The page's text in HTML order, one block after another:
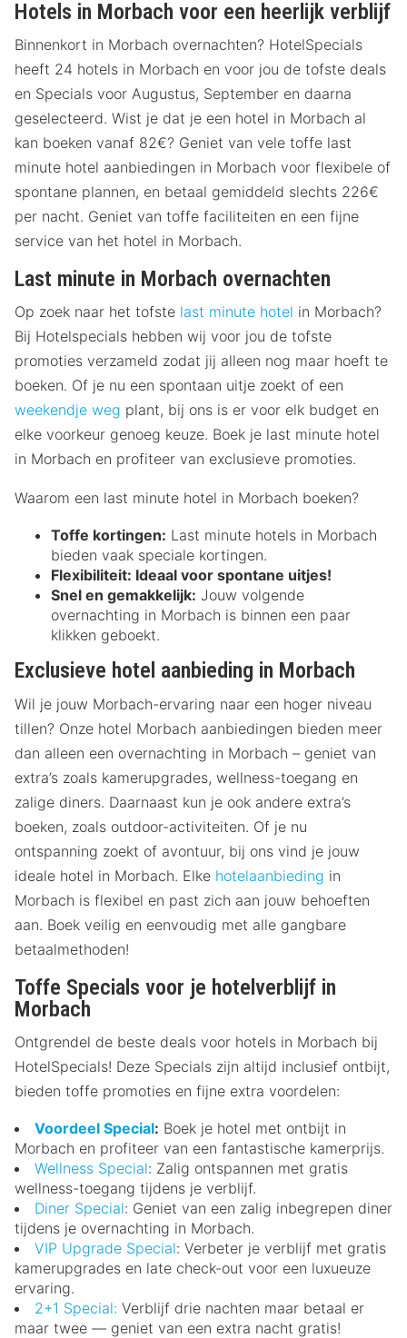
Hotels in Morbach voor een heerlijk verblijf
Binnenkort in Morbach overnachten? HotelSpecials
heeft 24 hotels in Morbach en voor jou de tofste deals
en Specials voor Augustus, September en daarna
geselecteerd. Wist je dat je een hotel in Morbach al
kan boeken vanaf 82€? Geniet van vele toffe last
minute hotel aanbiedingen in Morbach voor flexibele of
spontane plannen, en betaal gemiddeld slechts 226€
per nacht. Geniet van toffe faciliteiten en een fijne
service van het hotel in Morbach.
Last minute in Morbach overnachten
Op zoek naar het tofste last minute hotel in Morbach?
Bij Hotelspecials hebben wij voor jou de tofste
promoties verzameld zodat jij alleen nog maar hoeft te
boeken. Of je nu een spontaan uitje zoekt of een
weekendje weg plant, bij ons is er voor elk budget en
elke voorkeur genoeg keuze. Boek je last minute hotel
in Morbach en profiteer van exclusieve promoties.
Waarom een last minute hotel in Morbach boeken?
Toffe kortingen: Last minute hotels in Morbach
bieden vaak speciale kortingen.
Flexibiliteit: Ideaal voor spontane uitjes!
Snel en gemakkelijk: Jouw volgende
overnachting in Morbach is binnen een paar
klikken geboekt.
Exclusieve hotel aanbieding in Morbach
Wil je jouw Morbach-ervaring naar een hoger niveau
tillen? Onze hotel Morbach aanbiedingen bieden meer
dan alleen een overnachting in Morbach – geniet van
extra’s zoals kamerupgrades, wellness-toegang en
zalige diners. Daarnaast kun je ook andere extra’s
boeken, zoals outdoor-activiteiten. Of je nu
ontspanning zoekt of avontuur, bij ons vind je jouw
ideale hotel in Morbach. Elke hotelaanbieding in
Morbach is flexibel en past zich aan jouw behoeften
aan. Boek veilig en eenvoudig met alle gangbare
betaalmethoden!
Toffe Specials voor je hotelverblijf in
Morbach
Ontgrendel de beste deals voor hotels in Morbach bij
HotelSpecials! Deze Specials zijn altijd inclusief ontbijt,
bieden toffe promoties en fijne extra voordelen:
Voordeel Special: Boek je hotel met ontbijt in
Morbach en profiteer van een fantastische kamerprijs.
Wellness Special: Zalig ontspannen met gratis
wellness-toegang tijdens je verblijf.
Diner Special: Geniet van een zalig inbegrepen diner
tijdens je overnachting in Morbach.
VIP Upgrade Special: Verbeter je verblijf met gratis
kamerupgrades en late check-out voor een luxueuze
ervaring.
2+1 Special: Verblijf drie nachten maar betaal er
maar twee — geniet van een extra nacht gratis!